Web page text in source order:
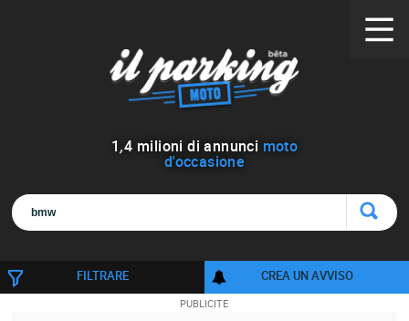
1,4 milioni di annunci moto
d'occasione
FILTRARE CREA UN AVVISO